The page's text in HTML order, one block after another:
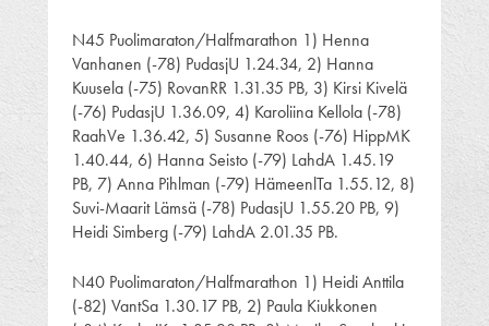
N45 Puolimaraton/Halfmarathon 1) Henna
Vanhanen (-78) PudasjU 1.24.34, 2) Hanna
Kuusela (-75) RovanRR 1.31.35 PB, 3) Kirsi Kivelä
(-76) PudasjU 1.36.09, 4) Karoliina Kellola (-78)
RaahVe 1.36.42, 5) Susanne Roos (-76) HippMK
1.40.44, 6) Hanna Seisto (-79) LahdA 1.45.19
PB, 7) Anna Pihlman (-79) HämeenlTa 1.55.12, 8)
Suvi-Maarit Lämsä (-78) PudasjU 1.55.20 PB, 9)
Heidi Simberg (-79) LahdA 2.01.35 PB.
N40 Puolimaraton/Halfmarathon 1) Heidi Anttila
(-82) VantSa 1.30.17 PB, 2) Paula Kiukkonen